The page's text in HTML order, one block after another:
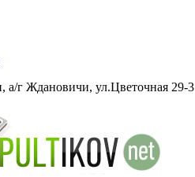
а/г Ждановичи, ул.Цветочная 29-3